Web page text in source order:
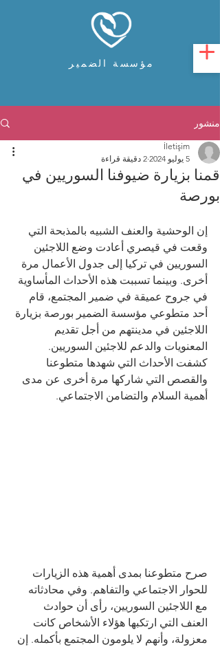
مؤسسة الضمير
منشور
قمنا بزيارة ضيوفنا السوريين في
بورصة
İletişim
5 يوليو 2024
2 دقيقة قراءة
إن الوحشية والعنف الشبيه بالمذبحة التي
وقعت في قيصري أعادت وضع اللاجئين
السوريين في تركيا إلى جدول الأعمال مرة
أخرى. وبينما تسببت هذه الأحداث المأساوية
في جروح عميقة في ضمير المجتمع، قام
أحد متطوعي مؤسسة الضمير بورصة بزيارة
اللاجئين في مدينتهم من أجل تقديم
المعنويات والدعم للاجئين السوريين.
كشفت الأحداث التي شهدها متطوعنا
والقصص التي شاركها مرة أخرى عن مدى
أهمية السلام والتضامن الاجتماعي.
صرح متطوعنا بمدى أهمية هذه الزيارات
للحوار الاجتماعي والتفاهم. وفي محادثاته
مع اللاجئين السوريين، رأى أن حوادث
العنف التي ارتكبها هؤلاء الأشخاص كانت
معزولة، وأنهم لا يلومون المجتمع بأكمله. إن